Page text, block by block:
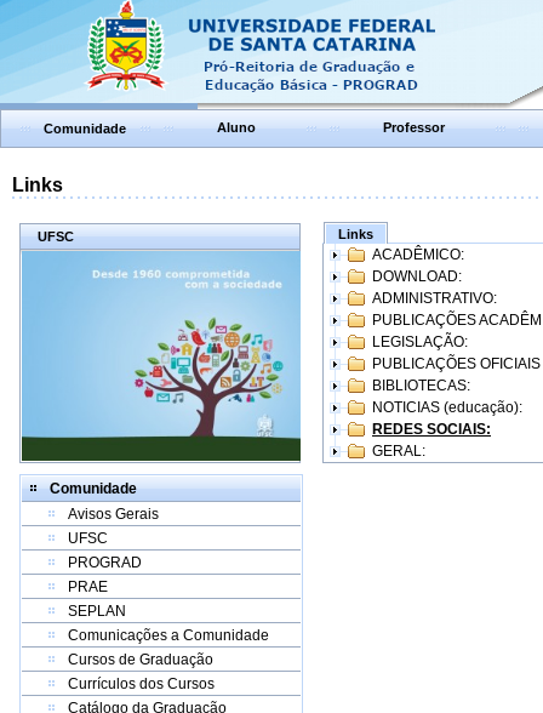
Comunidade Aluno Professor
Links
UFSC
Comunidade
Avisos Gerais
UFSC
PROGRAD
PRAE
SEPLAN
Comunicações a Comunidade
Cursos de Graduação
Currículos dos Cursos
Catálogo da Graduação
Links
ACADÊMICO:
DOWNLOAD:
ADMINISTRATIVO:
PUBLICAÇÕES
LEGISLAÇÃO:
PUBLICAÇÕES
BIBLIOTECAS:
NOTICIAS (educação):
REDES SOCIAIS:
GERAL: